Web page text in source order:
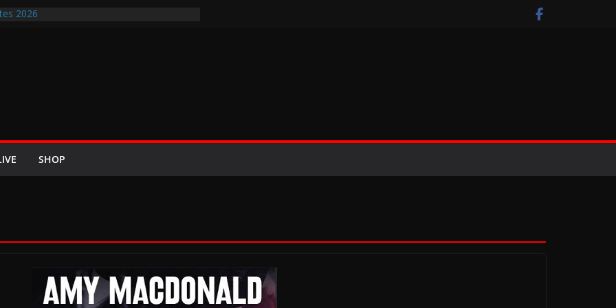
2026
im Sommer 2026 mit den Nightwish
europäischen Bühnen
2026 u.a. mit Helloween, In Flames,
und Eisbrecher
Britta Görtz / Hiraes: An den Auftritt von
auch noch auf meinem Sterbebett
SHOP